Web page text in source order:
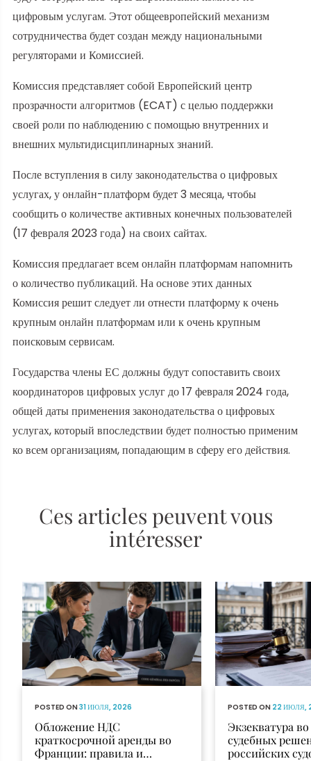
цифровым услугам. Этот общеевропейский механизм
сотрудничества будет создан между национальными
регуляторами и Комиссией.
Комиссия представляет собой Европейский центр
прозрачности алгоритмов (ECAT) с целью поддержки
своей роли по наблюдению с помощью внутренних и
внешних мультидисциплинарных знаний.
После вступления в силу законодательства о цифровых
услугах, у онлайн-платформ будет 3 месяца, чтобы
сообщить о количестве активных конечных пользователей
(17 февраля 2023 года) на своих сайтах.
Комиссия предлагает всем онлайн платформам напомнить
о количество публикаций. На основе этих данных
Комиссия решит следует ли отнести платформу к очень
крупным онлайн платформам или к очень крупным
поисковым сервисам.
Государства члены ЕС должны будут сопоставить своих
координаторов цифровых услуг до 17 февраля 2024 года,
общей даты применения законодательства о цифровых
услугах, который впоследствии будет полностью применим
ко всем организациям, попадающим в сферу его действия.
Ces articles peuvent vous
intéresser
POSTED ON31 ИЮЛЯ, 2026
Обложение НДС
краткосрочной аренды во
Франции: правила и
POSTED ON 22 ИЮЛЯ,
Экзекватура
судебных
российских